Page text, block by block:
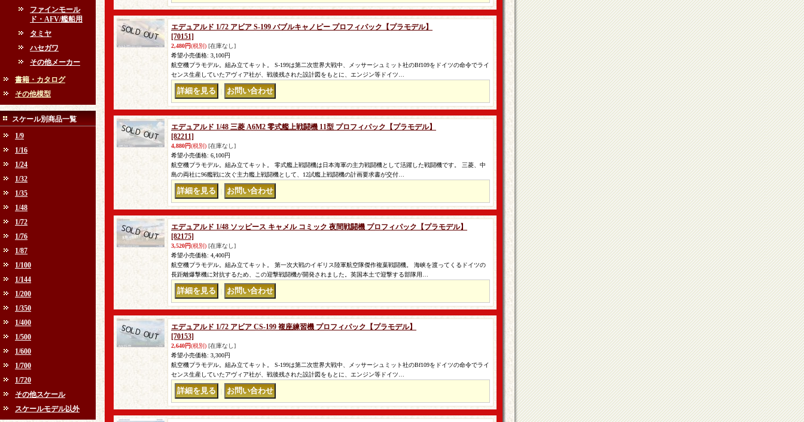
ファインモール
ド・AFV/艦船用
タミヤ
ハセガワ
その他メーカー
書籍・カタログ
その他模型
スケール別商品一覧
1/9
1/16
1/24
1/32
1/35
1/48
1/72
1/76
1/87
1/100
1/144
1/200
1/350
1/400
1/500
1/600
1/700
1/720
その他スケール
スケールモデル以外
エデュアルド 1/72 アビア S-199 バブルキャノピー プロフィパック【プラモデル】
[70151]
2,480円(税別) [在庫なし]
希望小売価格: 3,100円
航空機プラモデル。組み立てキット。 S-199は第二次世界大戦中、メッサーシュミット社のBf109をドイツの命令でライ
センス生産していたアヴィア社が、戦後残された設計図をもとに、エンジン等ドイツ…
エデュアルド 1/48 三菱 A6M2 零式艦上戦闘機 11型 プロフィパック【プラモデル】
[82211]
4,880円(税別) [在庫なし]
希望小売価格: 6,100円
航空機プラモデル。組み立てキット。 零式艦上戦闘機は日本海軍の主力戦闘機として活躍した戦闘機です。 三菱、中
島の両社に96艦戦に次ぐ主力艦上戦闘機として、12試艦上戦闘機の計画要求書が交付…
エデュアルド 1/48 ソッピース キャメル コミック 夜間戦闘機 プロフィパック【プラモデル】
[82175]
3,520円(税別) [在庫なし]
希望小売価格: 4,400円
航空機プラモデル。組み立てキット。 第一次大戦のイギリス陸軍航空隊傑作複葉戦闘機。 海峡を渡ってくるドイツの
長距離爆撃機に対抗するため、この迎撃戦闘機が開発されました。英国本土で迎撃する部隊用…
エデュアルド 1/72 アビア CS-199 複座練習機 プロフィパック【プラモデル】
[70153]
2,640円(税別) [在庫なし]
希望小売価格: 3,300円
航空機プラモデル。組み立てキット。 S-199は第二次世界大戦中、メッサーシュミット社のBf109をドイツの命令でライ
センス生産していたアヴィア社が、戦後残された設計図をもとに、エンジン等ドイツ…